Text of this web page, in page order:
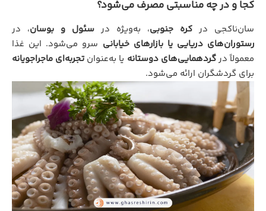
کجا و در چه مناسبتی مصرف می‌شود؟
سان‌ناکجی در کره جنوبی، به‌ویژه در سئول و بوسان، در
رستوران‌های دریایی یا بازارهای خیابانی سرو می‌شود. این غذا
معمولاً درگردهمایی‌های دوستانه یا به‌عنوان تجربه‌ای ماجراجویانه
برای گردشگران ارائه می‌شود.